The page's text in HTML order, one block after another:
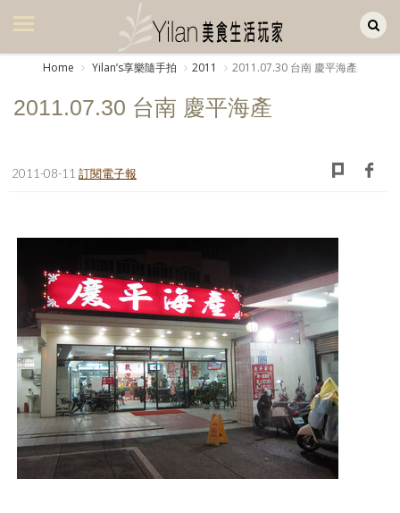
美食集
生活風
書房集
日記簿
餐桌週記
享樂隨手拍
照相簿
影音區
Home Yilanʼs享樂隨手拍 2011 2011.07.30 台南 慶平海產
2011.07.30 台南 慶平海產
2011-08-11 訂閱電子報